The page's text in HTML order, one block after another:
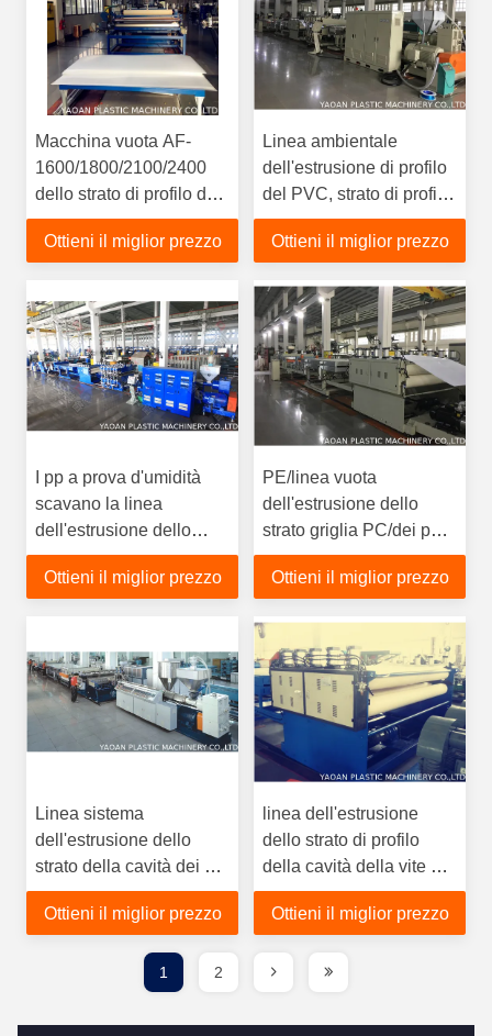
Macchina vuota AF-
1600/1800/2100/2400
dello strato di profilo del
PE pp del PC
Ottieni il miglior prezzo
Linea ambientale
dell'estrusione di profilo
del PVC, strato di profilo
che fa macchina
Ottieni il miglior prezzo
I pp a prova d'umidità
scavano la linea
dell'estrusione dello
strato per la cassa da
imballaggio/del
Ottieni il miglior prezzo
PE/linea vuota
dell'estrusione dello
strato griglia PC/dei pp
che fa colore a macchina
della macchina di Grey
Ottieni il miglior prezzo
Linea sistema
dell'estrusione dello
strato della cavità dei pp
diplomata CE del
controllo della
Ottieni il miglior prezzo
linea dell'estrusione
dello strato di profilo
della cavità della vite di
120mm per i bordi di
pubblicità
Ottieni il miglior prezzo
1 2